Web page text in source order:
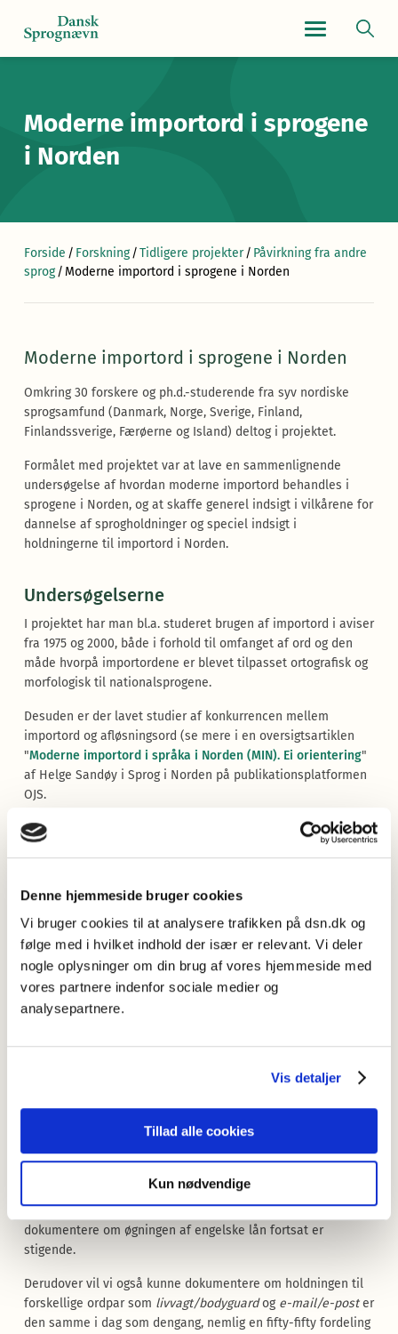
Denne hjemmeside bruger cookies
Vi bruger cookies til at analysere trafikken på dsn.dk og
følge med i hvilket indhold der især er relevant. Vi deler
nogle oplysninger om din brug af vores hjemmeside med
vores partnere indenfor sociale medier og
analysepartnere.
Vis detaljer
Tillad alle cookies
Kun nødvendige
Moderne importord i sprogene
i Norden
Forside / Forskning/Tidligere projekter/ Påvirkning fra andre
sprog/ Moderne importord i sprogene i Norden
Moderne importord i sprogene i Norden
Omkring 30 forskere og ph.d.-studerende fra syv nordiske
sprogsamfund (Danmark, Norge, Sverige, Finland,
Finlandssverige, Færøerne og Island) deltog i projektet.
Formålet med projektet var at lave en sammenlignende
undersøgelse af hvordan moderne importord behandles i
sprogene i Norden, og at skaffe generel indsigt i vilkårene for
dannelse af sprogholdninger og speciel indsigt i
holdningerne til importord i Norden.
Undersøgelserne
I projektet har man bl.a. studeret brugen af importord i aviser
fra 1975 og 2000, både i forhold til omfanget af ord og den
måde hvorpå importordene er blevet tilpasset ortografisk og
morfologisk til nationalsprogene.
Desuden er der lavet studier af konkurrencen mellem
importord og afløsningsord (se mere i en oversigtsartiklen
"Moderne importord i språka i Norden (MIN). Ei orientering"
af Helge Sandøy i Sprog i Norden på publikationsplatformen
OJS.
I den danske del af projektet er de vigtigste resultater at
langt størstedelen af de ord vi låner fra andre sprog,
steget til det tredobbelte fra 1975 til 2000.
De forskellige undersøgelser er hovedsageligt blevet trykt i
serien Moderne importord i språka i Norden, Novus forlag,
Oslo.
Find de seks udvalgte bind i serien som er publiceret på
publikationsplatformen OJS
tilrettelagt så det er muligt at sammenligne resultaterne af
denne undersøgelse med det nordiske importordsprojekt.
Dermed kan vi altså bl.a. vise om det stadigvæk først og
fremmest er engelsk vi indlåner fra, ligesom vi også vil kunne
dokumentere om øgningen af engelske lån fortsat er
stigende.
Derudover vil vi også kunne dokumentere om holdningen til
forskellige ordpar som livvagt/bodyguardog e-mail/e-poster
den samme i dag som dengang, nemlig en fifty-fifty fordeling